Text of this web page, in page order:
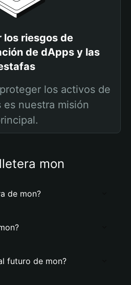
los riesgos de
de dApps y las
los activos de
es nuestra misión
mon
de mon?
futuro de mon?